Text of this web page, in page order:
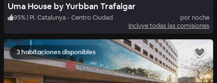
Uma House by Yurbban Trafalgar
95% | Pl. Catalunya - Centro Ciudad
por noche
Incluye todas las comisiones
3 habitaciones disponibles